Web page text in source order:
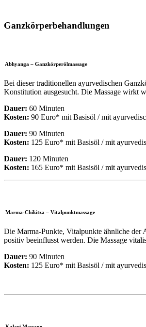
Ganzkörperbehandlungen
Abhyanga – Ganzkörperölmassage
Bei dieser traditionellen ayurvedischen
Konstitution ausgesucht. Die Massage wirkt
Dauer: 60 Minuten
Kosten: 90 Euro* mit Basisöl / mit
Dauer: 90 Minuten
Kosten: 125 Euro* mit Basisöl / mit
Dauer: 120 Minuten
Kosten: 165 Euro* mit Basisöl / mit
Marma-Chikitza – Vitalpunktmassage
Die Marma-Punkte, Vitalpunkte ähnliche der
positiv beeinflusst werden. Die Massage
Dauer: 90 Minuten
Kosten: 125 Euro* mit Basisöl / mit